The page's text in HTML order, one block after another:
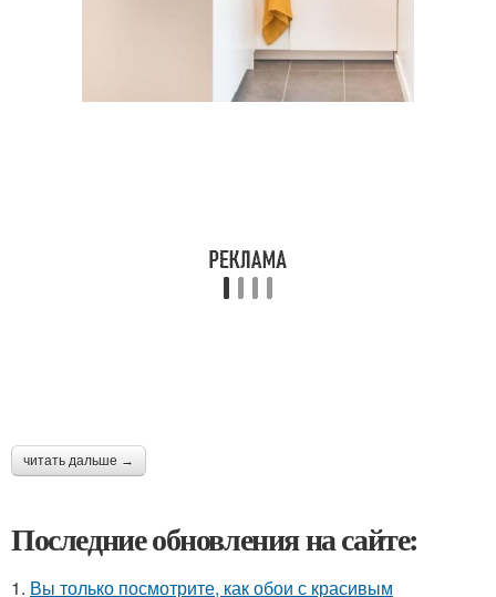
читать дальше →
Последние обновления на сайте:
1. Вы только посмотрите, как обои с красивым